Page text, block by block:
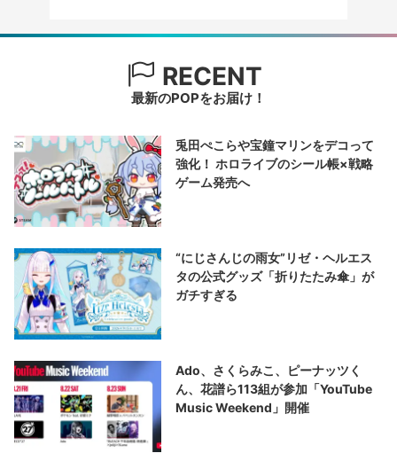
RECENT
最新のPOPをお届け！
兎田ぺこらや宝鐘マリンをデコって
強化！ ホロライブのシール帳×戦略
ゲーム発売へ
“にじさんじの雨女”リゼ・ヘルエス
タの公式グッズ「折りたたみ傘」が
ガチすぎる
Ado、さくらみこ、ピーナッツく
ん、花譜ら113組が参加「YouTube
Music Weekend」開催